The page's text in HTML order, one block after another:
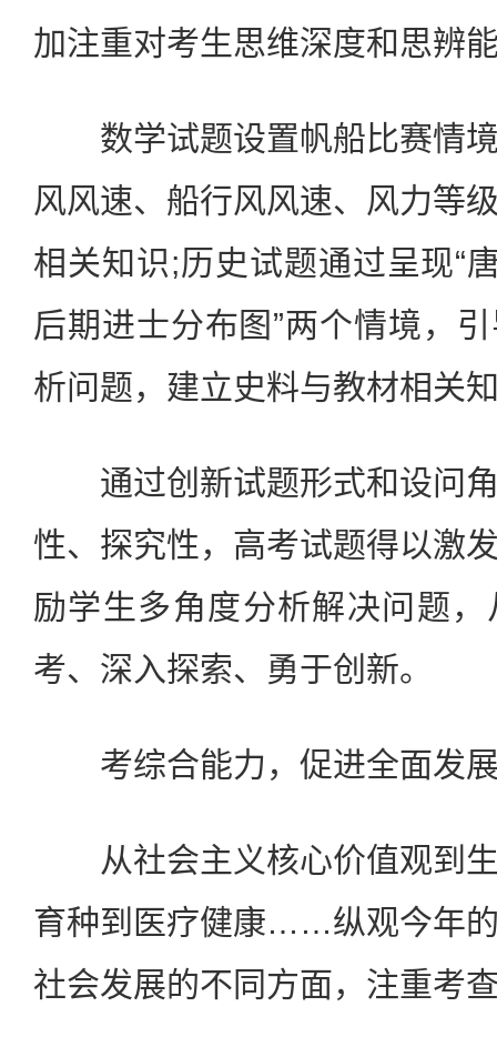
加注重对考生思维深度和思辨
数学试题设置帆船比赛情境
风风速、船行风风速、风力等
相关知识;历史试题通过呈现“
后期进士分布图”两个情境，
析问题，建立史料与教材相
通过创新试题形式和设问角
性、探究性，高考试题得以激
励学生多角度分析解决问题
考、深入探索、勇于创新。
考综合能力，促进全面发
从社会主义核心价值观到生
育种到医疗健康……纵观今年
社会发展的不同方面，注重考